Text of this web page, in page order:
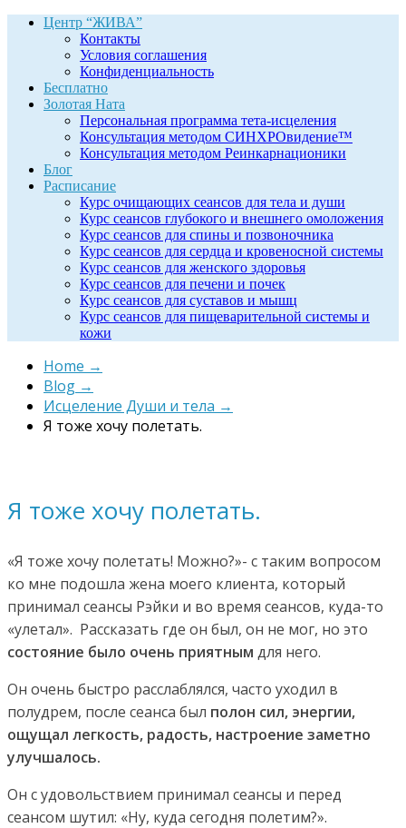
Центр “ЖИВА”
Контакты
Условия соглашения
Конфиденциальность
Бесплатно
Золотая Ната
Персональная программа тета-исцеления
Консультация методом СИНХРОвидение™
Консультация методом Реинкарнационики
Блог
Расписание
Курс очищающих сеансов для тела и души
Курс сеансов глубокого и внешнего омоложения
Курс сеансов для спины и позвоночника
Курс сеансов для сердца и кровеносной системы
Курс сеансов для женского здоровья
Курс сеансов для печени и почек
Курс сеансов для суставов и мышц
Курс сеансов для пищеварительной системы и
кожи
Home →
Blog →
Исцеление Души и тела →
Я тоже хочу полетать.
Я тоже хочу полетать.
«Я тоже хочу полетать! Можно?»- с таким вопросом
ко мне подошла жена моего клиента, который
принимал сеансы Рэйки и во время сеансов, куда-то
«улетал». Рассказать где он был, он не мог, но это
состояние было очень приятным для него.
Он очень быстро расслаблялся, часто уходил в
полудрем, после сеанса был полон сил, энергии,
ощущал легкость, радость, настроение заметно
улучшалось.
Он с удовольствием принимал сеансы и перед
сеансом шутил: «Ну, куда сегодня полетим?».